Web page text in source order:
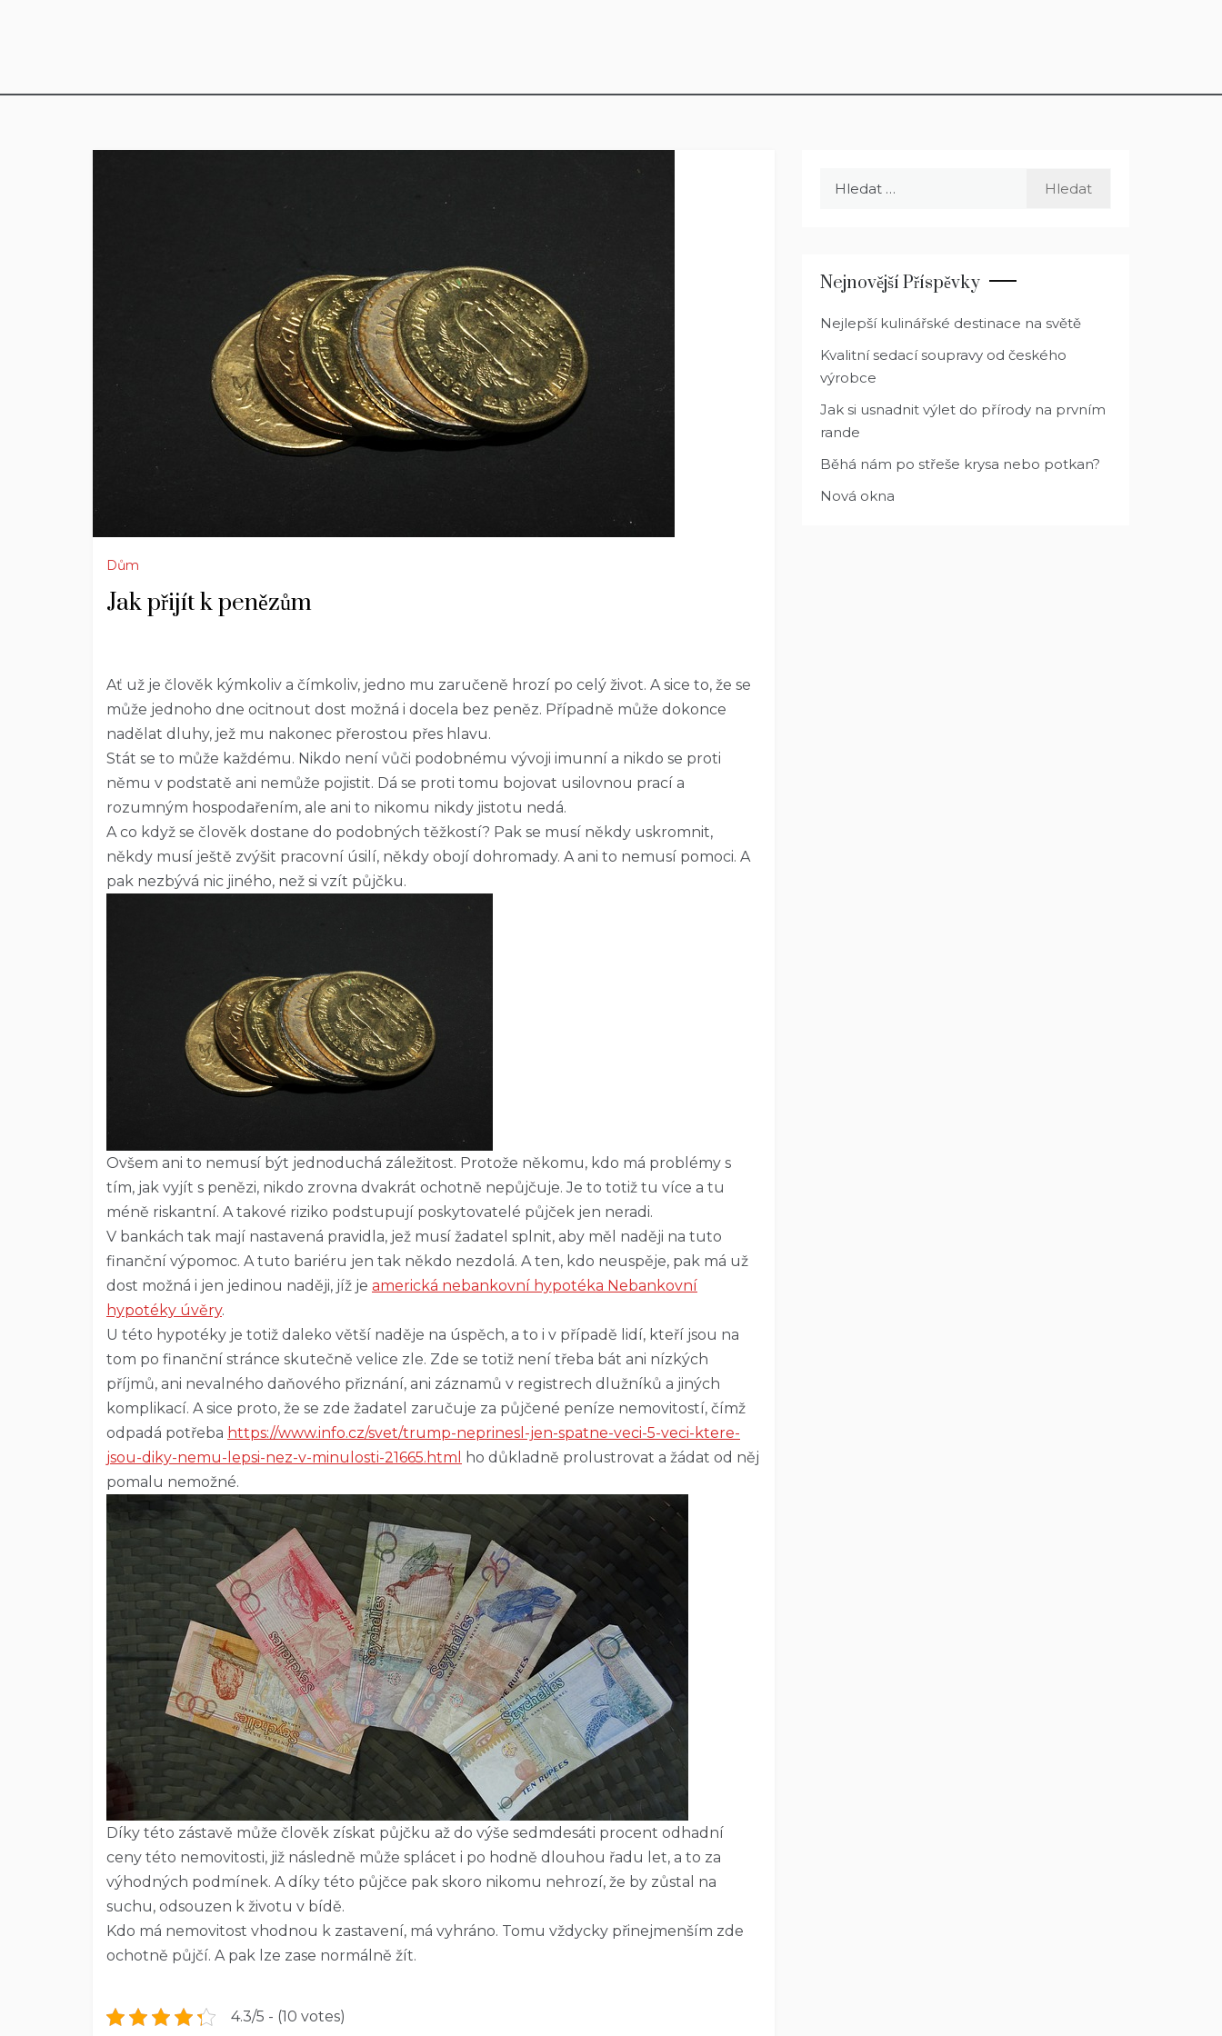
Dům
Jak přijít k penězům
Ať už je člověk kýmkoliv a čímkoliv, jedno mu zaručeně hrozí po celý život. A sice to, že se
může jednoho dne ocitnout dost možná i docela bez peněz. Případně může dokonce
nadělat dluhy, jež mu nakonec přerostou přes hlavu.
Stát se to může každému. Nikdo není vůči podobnému vývoji imunní a nikdo se proti
němu v podstatě ani nemůže pojistit. Dá se proti tomu bojovat usilovnou prací a
rozumným hospodařením, ale ani to nikomu nikdy jistotu nedá.
A co když se člověk dostane do podobných těžkostí? Pak se musí někdy uskromnit,
někdy musí ještě zvýšit pracovní úsilí, někdy obojí dohromady. A ani to nemusí pomoci. A
pak nezbývá nic jiného, než si vzít půjčku.
Ovšem ani to nemusí být jednoduchá záležitost. Protože někomu, kdo má problémy s
tím, jak vyjít s penězi, nikdo zrovna dvakrát ochotně nepůjčuje. Je to totiž tu více a tu
méně riskantní. A takové riziko podstupují poskytovatelé půjček jen neradi.
V bankách tak mají nastavená pravidla, jež musí žadatel splnit, aby měl naději na tuto
finanční výpomoc. A tuto bariéru jen tak někdo nezdolá. A ten, kdo neuspěje, pak má už
dost možná i jen jedinou naději, jíž je americká nebankovní hypotéka Nebankovní
hypotéky úvěry.
U této hypotéky je totiž daleko větší naděje na úspěch, a to i v případě lidí, kteří jsou na
tom po finanční stránce skutečně velice zle. Zde se totiž není třeba bát ani nízkých
příjmů, ani nevalného daňového přiznání, ani záznamů v registrech dlužníků a jiných
komplikací. A sice proto, že se zde žadatel zaručuje za půjčené peníze nemovitostí, čímž
odpadá potřeba https://www.info.cz/svet/trump-neprinesl-jen-spatne-veci-5-veci-ktere-
jsou-diky-nemu-lepsi-nez-v-minulosti-21665.html
ho důkladně prolustrovat a žádat od něj
pomalu nemožné.
Díky této zástavě může člověk získat půjčku až do výše sedmdesáti procent odhadní
ceny této nemovitosti, již následně může splácet i po hodně dlouhou řadu let, a to za
výhodných podmínek. A díky této půjčce pak skoro nikomu nehrozí, že by zůstal na
suchu, odsouzen k životu v bídě.
Kdo má nemovitost vhodnou k zastavení, má vyhráno. Tomu vždycky přinejmenším zde
ochotně půjčí. A pak lze zase normálně žít.
4.3/5 - (10 votes)
Nejnovější Příspěvky
Nejlepší kulinářské destinace na světě
Kvalitní sedací soupravy od českého
výrobce
Jak si usnadnit výlet do přírody na prvním
rande
Běhá nám po střeše krysa nebo potkan?
Nová okna